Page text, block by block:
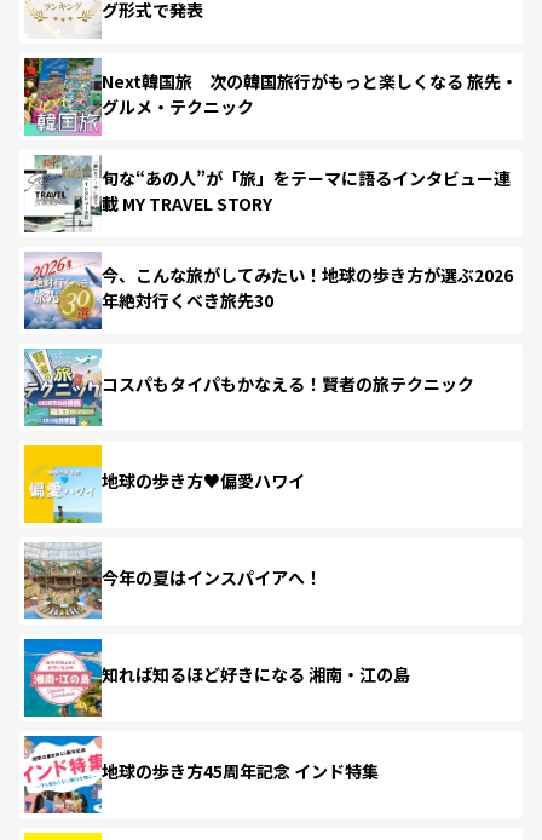
グ形式で発表
Next韓国旅 次の韓国旅行がもっと楽しくなる 旅先・
グルメ・テクニック
旬な“あの人”が「旅」をテーマに語るインタビュー連
載 MY TRAVEL STORY
今、こんな旅がしてみたい！地球の歩き方が選ぶ2026
年絶対行くべき旅先30
コスパもタイパもかなえる！賢者の旅テクニック
地球の歩き方♥偏愛ハワイ
今年の夏はインスパイアへ！
知れば知るほど好きになる 湘南・江の島
地球の歩き方45周年記念 インド特集